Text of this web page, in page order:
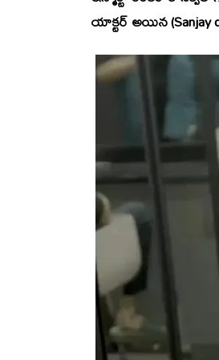
యాక్టర్ అయిన (Sanjay